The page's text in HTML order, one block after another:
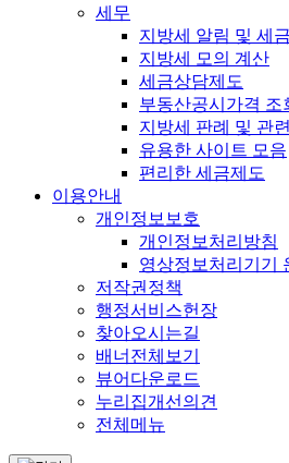
세무
지방세 알림 및 세
지방세 모의 계산
세금상담제도
부동산공시가격 조
지방세 판례 및 관
유용한 사이트 모음
편리한 세금제도
이용안내
개인정보보호
개인정보처리방침
영상정보처리기기
저작권정책
행정서비스헌장
찾아오시는길
배너전체보기
뷰어다운로드
누리집개선의견
전체메뉴